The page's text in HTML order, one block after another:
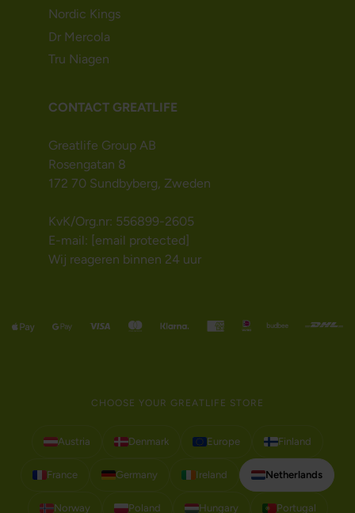
Nordic Kings
Dr Mercola
Tru Niagen
CONTACT GREATLIFE
Greatlife Group AB
Rosengatan 8
172 70 Sundbyberg, Zweden
KvK/Org.nr: 556899-2605
E-mail: [email protected]
Wij reageren binnen 24 uur
CHOOSE YOUR GREATLIFE STORE
Austria Denmark Europe Finland
France Germany Ireland Netherlands
Norway Poland Hungary Portugal